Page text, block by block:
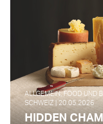
ALLGEMEIN, FOOD UND
SCHWEIZ | 20.05.2026
HIDDEN